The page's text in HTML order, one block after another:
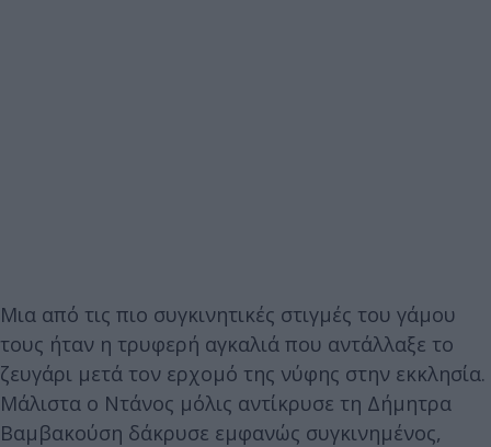
Μια από τις πιο συγκινητικές στιγμές του γάμου
τους ήταν η τρυφερή αγκαλιά που αντάλλαξε το
ζευγάρι μετά τον ερχομό της νύφης στην εκκλησία.
Μάλιστα ο Ντάνος μόλις αντίκρυσε τη Δήμητρα
Βαμβακούση δάκρυσε εμφανώς συγκινημένος,